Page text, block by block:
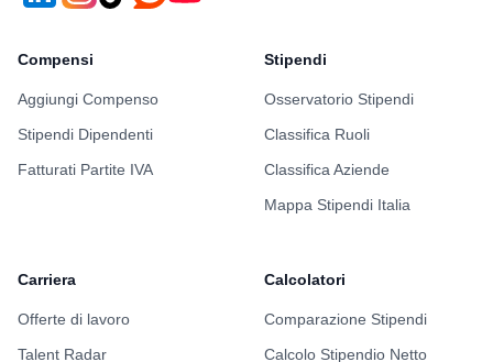
☁️Manage and evolve AWS infrastructure
🔐Implement and maintain secure systems
including authentication, authorization, and
payment integrations.
Collaborate with Productto improve
⚙️
Ensure performance, reliability, and
maintainability
of backend services through
testing, monitoring, and continuous
Compensi
Aggiungi Compenso
Stipendi Dipendenti
Fatturati Partite IVA
Stipendi
Osservatorio Stipendi
Classifica Ruoli
Classifica Aziende
Mappa Stipendi Italia
Carriera
Offerte di lavoro
Talent Radar
Calcolatori
Comparazione Stipendi
Calcolo Stipendio Netto